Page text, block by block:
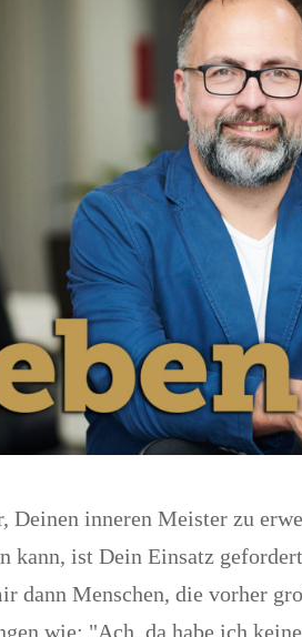
Deinen inneren Meister zu
kann, ist Dein Einsatz
dann Menschen, die vorher
wie: "Ach, da habe ich